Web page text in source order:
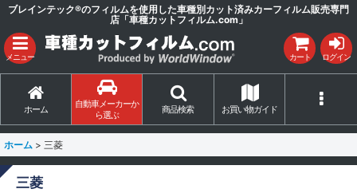
ブレインテック®のフィルムを使用した車種別カット済みカーフィルム販売専門
店「車種カットフィルム.com」
メニュー カート ログイン
ホーム
自動車メーカーか
ら選ぶ
商品検索 お買い物ガイド
ホーム > 三菱
三菱